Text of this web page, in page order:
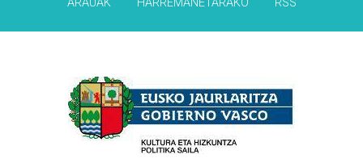
ARAUAK HARREMANETARAKO RSS